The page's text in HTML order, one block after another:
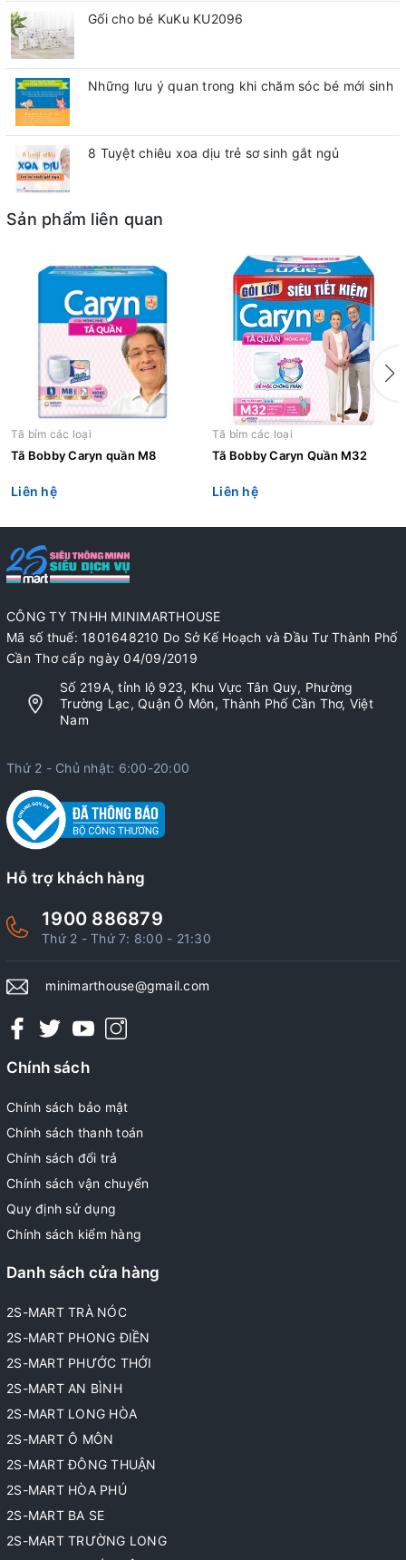
Gối cho bé KuKu KU2096
Những lưu ý quan trong khi chăm sóc bé mới sinh
8 Tuyệt chiêu xoa dịu trẻ sơ sinh gắt ngủ
Sản phẩm liên quan
Tã bỉm các loại
Tã Bobby Caryn quần M8
Liên hệ
Tã bỉm các loại
Tã Bobby Caryn Quần M32
Liên hệ
CÔNG TY TNHH MINIMARTHOUSE
Mã số thuế: 1801648210 Do Sở Kế Hoạch và Đầu Tư Thành Phố
Cần Thơ cấp ngày 04/09/2019
Số 219A, tỉnh lộ 923, Khu Vực Tân Quy, Phường
Trường Lạc, Quận Ô Môn, Thành Phố Cần Thơ, Việt
Nam
Thứ 2 - Chủ nhật: 6:00-20:00
Hỗ trợ khách hàng
1900 886879
Thứ 2 - Thứ 7: 8:00 - 21:30
minimarthouse@gmail.com
Chính sách
Chính sách bảo mật
Chính sách thanh toán
Chính sách đổi trả
Chính sách vận chuyển
Quy định sử dụng
Chính sách kiểm hàng
Danh sách cửa hàng
2S-MART TRÀ NÓC
2S-MART PHONG ĐIỀN
2S-MART PHƯỚC THỚI
2S-MART AN BÌNH
2S-MART LONG HÒA
2S-MART Ô MÔN
2S-MART ĐÔNG THUẬN
2S-MART HÒA PHÚ
2S-MART BA SE
2S-MART TRƯỜNG LONG